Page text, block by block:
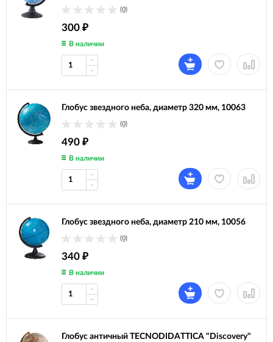
(0)
300 ₽
В наличии
Глобус звездного неба, диаметр 320 мм, 10063
(0)
490 ₽
В наличии
Глобус звездного неба, диаметр 210 мм, 10056
(0)
340 ₽
В наличии
Глобус античный TECNODIDATTICA "Discovery"